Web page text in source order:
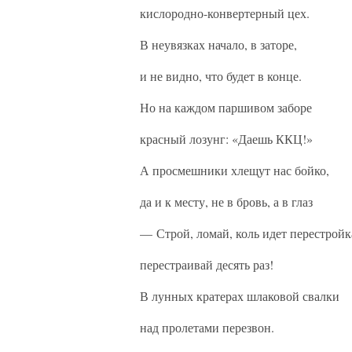
кислородно-конвертерный цех.
В неувязках начало, в заторе,
и не видно, что будет в конце.
Но на каждом паршивом заборе
красный лозунг: «Даешь ККЦ!»
А просмешники хлещут нас бойко,
да и к месту, не в бровь, а в глаз
— Строй, ломай, коль идет
перестраивай десять раз!
В лунных кратерах шлаковой свалки
над пролетами перезвон.